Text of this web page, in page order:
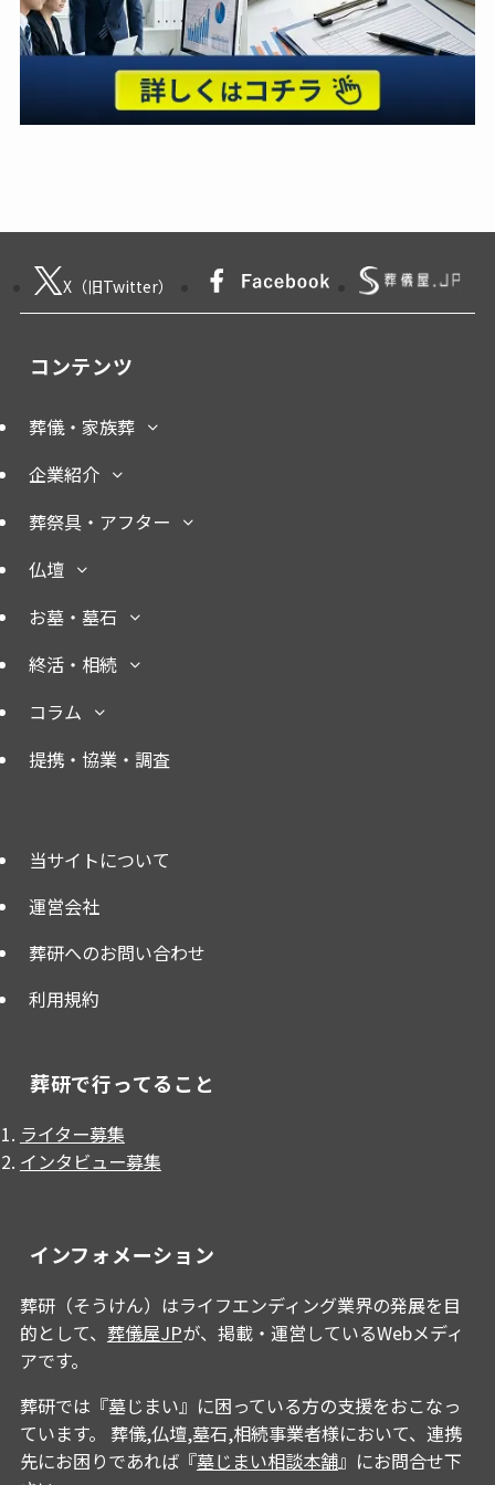
X（旧Twitter）
コンテンツ
葬儀・家族葬
企業紹介
葬祭具・アフター
仏壇
お墓・墓石
終活・相続
コラム
提携・協業・調査
当サイトについて
運営会社
葬研へのお問い合わせ
利用規約
葬研で行ってること
ライター募集
インタビュー募集
インフォメーション
葬研（そうけん）はライフエンディング業界の発展を目
的として、 葬儀屋JPが、掲載・運営しているWebメディ
アです。
葬研では『墓じまい』に困っている方の支援をおこなっ
ています。 葬儀,仏壇,墓石,相続事業者様において、連携
先にお困りであれば『墓じまい相談本舗』にお問合せ下